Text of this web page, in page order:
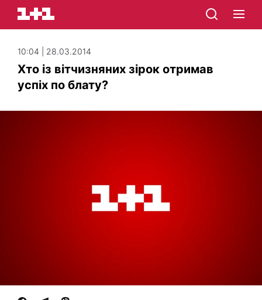
10:04 | 28.03.2014
Хто із вітчизняних зірок отримав
успіх по блату?